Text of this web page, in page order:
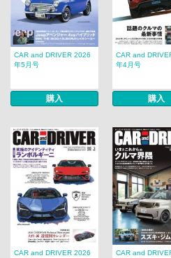
CAR and DRIVER 2026
年5月号
購入
CAR and
年4月号
購入
CAR and DRIVER 2026
CAR and